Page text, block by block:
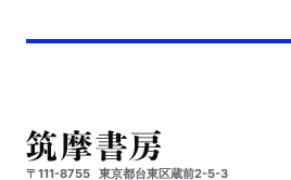
〒111-8755 東京都台東区蔵前2-5-3